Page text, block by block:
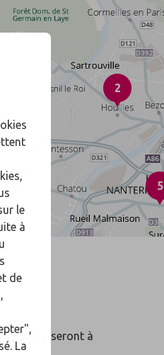
5
2
y seront à
le
à
de
La